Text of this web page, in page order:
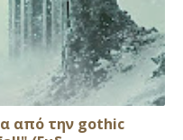
από την gothic